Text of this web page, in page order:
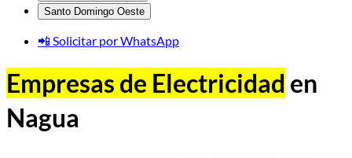
Santo Domingo Oeste
📲 Solicitar por WhatsApp
Empresas de Electricidad en
Nagua